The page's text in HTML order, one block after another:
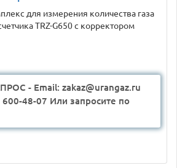
для измерения количества газа
TRZ-G650 с корректором
- Email: zakaz@urangaz.ru
48-07 Или запросите по